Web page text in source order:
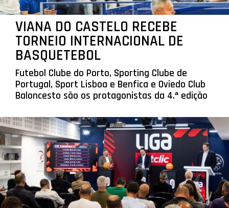
VIANA DO CASTELO RECEBE
TORNEIO INTERNACIONAL DE
BASQUETEBOL
Futebol Clube do Porto, Sporting Clube de
Portugal, Sport Lisboa e Benfica e Oviedo Club
Baloncesto são os protagonistas da 4.ª edição